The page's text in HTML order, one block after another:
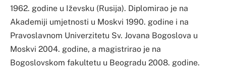
1962. godine u Iževsku (Rusija). Diplomirao je na
Akademiji umjetnosti u Moskvi 1990. godine i na
Pravoslavnom Univerzitetu Sv. Jovana Bogoslova u
Moskvi 2004. godine, a magistrirao je na
Bogoslovskom fakultetu u Beogradu 2008. godine.